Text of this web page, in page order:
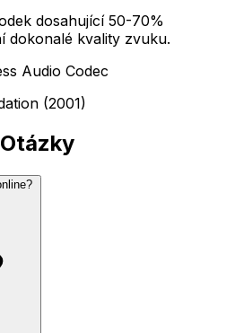
dosahující 50-70%
dokonalé kvality zvuku.
Audio Codec
(2001)